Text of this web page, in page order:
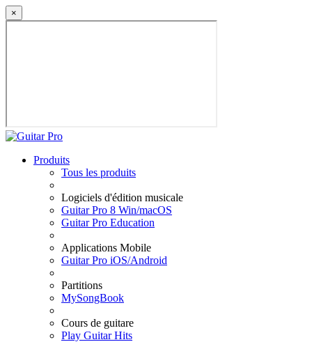
×
Produits
Tous les produits
Logiciels d'édition musicale
Guitar Pro 8 Win/macOS
Guitar Pro Education
Applications Mobile
Guitar Pro iOS/Android
Partitions
MySongBook
Cours de guitare
Play Guitar Hits